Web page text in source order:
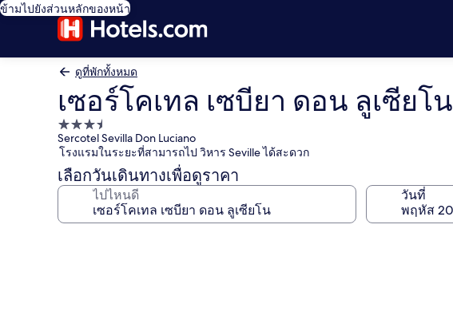
ข้ามไปยังส่วนหลักของหน้า
ดูที่พักทั้งหมด
เซอร์โคเทล เซบียา ดอน ลูเซียโน
ที่พัก
3.5
ดาว
Sercotel Sevilla Don Luciano
โรงแรมในระยะที่สามารถไป วิหาร Seville ได้สะดวก
เลือกวันเดินทางเพื่อดูราคา
ไปไหนดี วันที่